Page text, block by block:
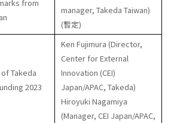
from
manager, Takeda Taiwan)
(暫定)
Takeda
2023
Ken Fujimura (Director,
Center for External
Innovation (CEI)
Japan/APAC, Takeda)
Hiroyuki Nagamiya
(Manager, CEI Japan/APAC,